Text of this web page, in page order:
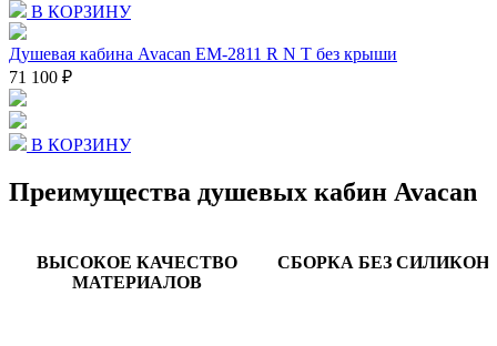
В КОРЗИНУ
Душевая кабина Avacan EM-2811 R N T без крыши
71 100 ₽
В КОРЗИНУ
Преимущества душевых кабин Avacan
ВЫСОКОЕ КАЧЕСТВО
МАТЕРИАЛОВ
СБОРКА БЕЗ